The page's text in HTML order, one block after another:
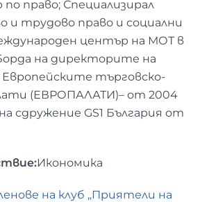
право; Специализирал
и трудово право и социални
център на МОТ в
на директорите на
търговско-
(ЕВРОПАЛАТИ)– от 2004
сдружение GS1 България от
Икономика
на клуб „Приятели на